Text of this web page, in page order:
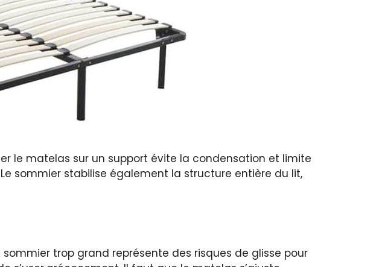
le matelas sur un support évite la condensation et limite
sommier stabilise également la structure entière du lit,
trop grand représente des risques de glisse pour